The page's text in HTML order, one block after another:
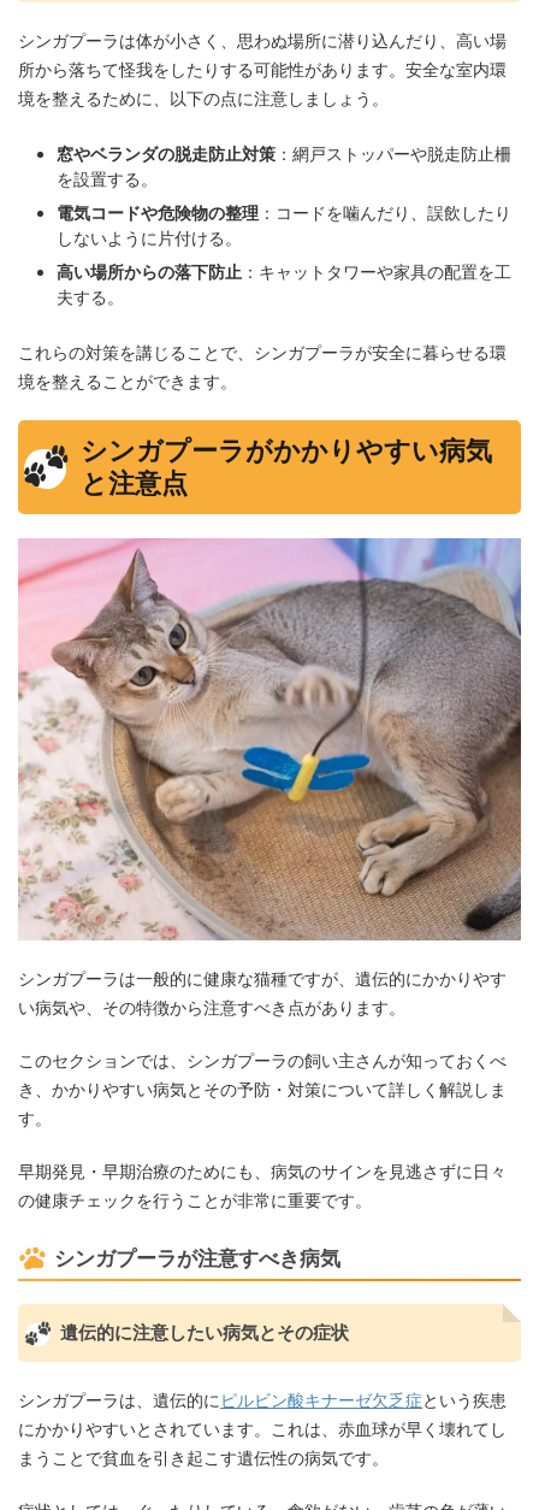
シンガプーラは体が小さく、思わぬ場所に潜り込んだり、高い場
所から落ちて怪我をしたりする可能性があります。安全な室内環
境を整えるために、以下の点に注意しましょう。
窓やベランダの脱走防止対策 ：網戸ストッパーや脱走防止柵
を設置する。
電気コードや危険物の整理 ：コードを噛んだり、誤飲したり
しないように片付ける。
高い場所からの落下防止 ：キャットタワーや家具の配置を工
夫する。
これらの対策を講じることで、シンガプーラが安全に暮らせる環
境を整えることができます。
シンガプーラがかかりやすい病気
と注意点
シンガプーラは一般的に健康な猫種ですが、遺伝的にかかりやす
い病気や、その特徴から注意すべき点があります。
このセクションでは、シンガプーラの飼い主さんが知っておくべ
き、かかりやすい病気とその予防・対策について詳しく解説しま
す。
早期発見・早期治療のためにも、病気のサインを見逃さずに日々
の健康チェックを行うことが非常に重要です。
シンガプーラが注意すべき病気
遺伝的に注意したい病気とその症状
シンガプーラは、遺伝的に ピルビン酸キナーゼ欠乏症という疾患
にかかりやすいとされています。これは、赤血球が早く壊れてし
まうことで貧血を引き起こす遺伝性の病気です。